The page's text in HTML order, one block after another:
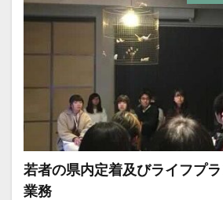
若者の県内定着及びライフプ
業務